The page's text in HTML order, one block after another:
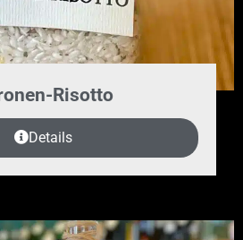
Risotto
Details